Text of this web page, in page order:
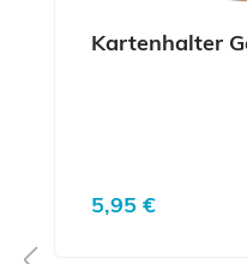
Kartenhalter
Regulärer Preis:
5,95 €